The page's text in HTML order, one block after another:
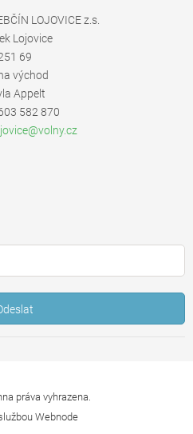
LOJOVICE z.s.
Lojovice
69
východ
Appelt
582 870
@volny.cz
práva vyhrazena.
Webnode